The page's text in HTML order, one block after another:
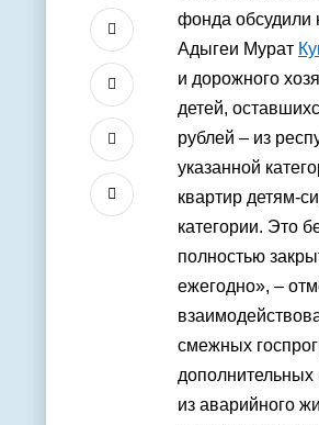
фонда обсудили
Адыгеи Мурат
и дорожного
детей,
рублей – из
указанной
квартир детям-
категории. Это
полностью
ежегодно», –
смежных
из аварийного